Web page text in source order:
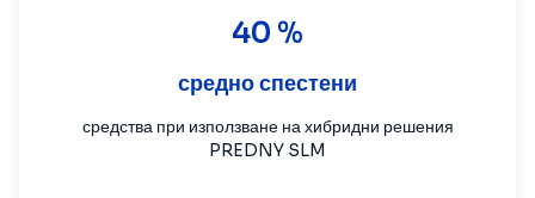
40 %
средно спестени
средства при използване на хибридни решения
PREDNY SLM